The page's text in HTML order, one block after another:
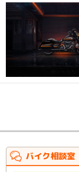
バイク相談室